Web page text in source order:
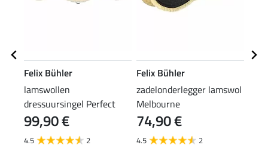
Felix Bühler
lamswollen
dressuursingel Perfect
Shape
99,90 €
4.5 2
Felix Bühler
zadelonderlegger lamswol
Melbourne
74,90 €
4.5 2